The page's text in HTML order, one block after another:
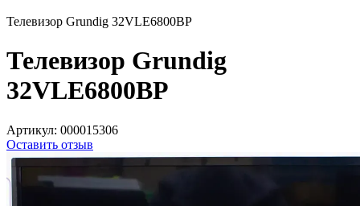
Телевизор Grundig 32VLE6800BP
Телевизор Grundig
32VLE6800BP
Артикул: 000015306
Оставить отзыв